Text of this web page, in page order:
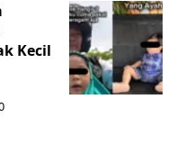
Kecil